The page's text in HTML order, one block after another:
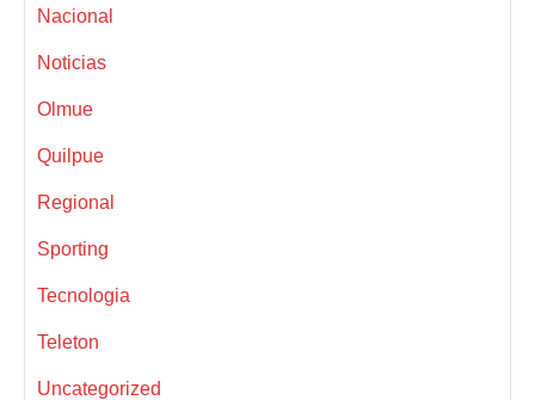
Nacional
Noticias
Olmue
Quilpue
Regional
Sporting
Tecnologia
Teleton
Uncategorized